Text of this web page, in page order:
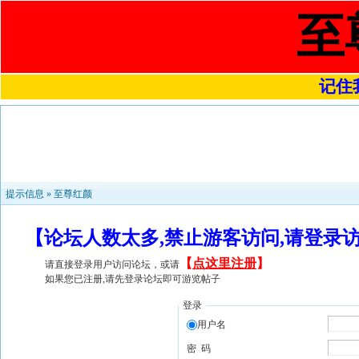
至
记住
提示信息 » 至尊红颜
【论坛人数太多,禁止游客访问,请登
请直接登录用户访问论坛，或请 【 点这里注册】
如果您已注册,请先登录论坛即可游览帖子
登录
用户名
密 码